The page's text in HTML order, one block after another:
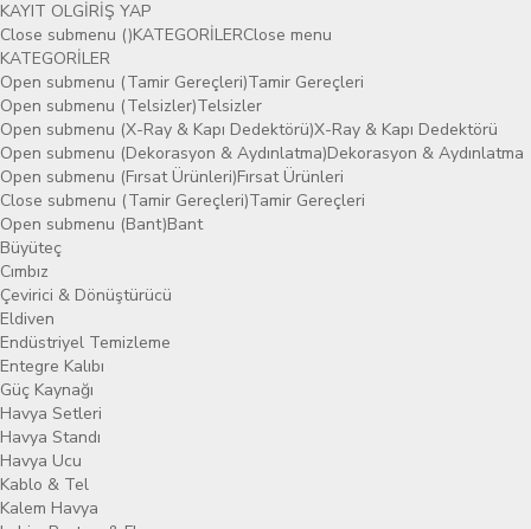
KAYIT OLGİRİŞ YAP
Close submenu ()KATEGORİLERClose menu
KATEGORİLER
Open submenu (Tamir Gereçleri)Tamir Gereçleri
Open submenu (Telsizler)Telsizler
Open submenu (X-Ray & Kapı Dedektörü)X-Ray & Kapı Dedektörü
Open submenu (Dekorasyon & Aydınlatma)Dekorasyon & Aydınlatma
Open submenu (Fırsat Ürünleri)Fırsat Ürünleri
Close submenu (Tamir Gereçleri)Tamir Gereçleri
Open submenu (Bant)Bant
Büyüteç
Cımbız
Çevirici & Dönüştürücü
Eldiven
Endüstriyel Temizleme
Entegre Kalıbı
Güç Kaynağı
Havya Setleri
Havya Standı
Havya Ucu
Kablo & Tel
Kalem Havya